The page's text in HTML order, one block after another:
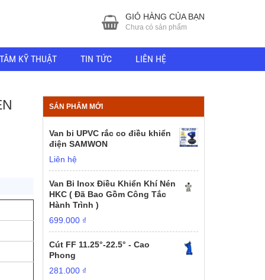
GIỎ HÀNG CỦA BẠN
Chưa có sản phẩm
KỸ THUẬT TIN TỨC LIÊN HỆ
SẢN PHẨM MỚI
Van bi UPVC rắc co điều khiển
điện SAMWON
Liên hệ
Van Bi Inox Điều Khiển Khí Nén
HKC ( Đã Bao Gồm Công Tắc
Hành Trình )
699.000 ₫
Cút FF 11.25°-22.5° - Cao
Phong
281.000 ₫